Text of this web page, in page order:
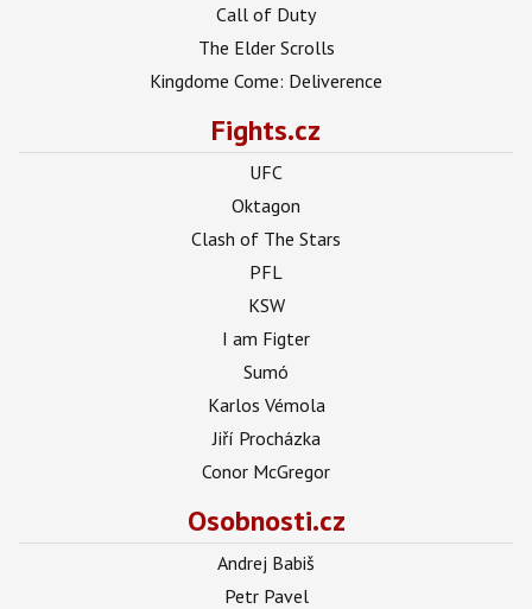
Call of Duty
The Elder Scrolls
Kingdome Come: Deliverence
Fights.cz
UFC
Oktagon
Clash of The Stars
PFL
KSW
I am Figter
Sumó
Karlos Vémola
Jiří Procházka
Conor McGregor
Osobnosti.cz
Andrej Babiš
Petr Pavel